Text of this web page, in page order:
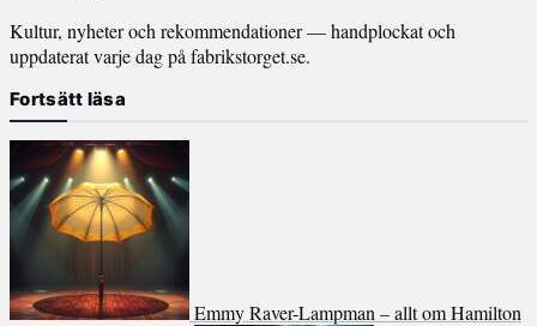
Kultur, nyheter och rekommendationer — handplockat och
uppdaterat varje dag på fabrikstorget.se.
Fortsätt läsa
Emmy Raver-Lampman – allt om Hamilton